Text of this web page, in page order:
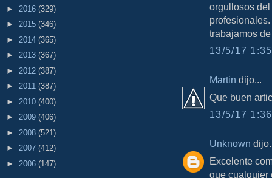
► 2016 (329)
► 2015 (346)
► 2014 (365)
► 2013 (367)
► 2012 (387)
► 2011 (387)
► 2010 (400)
► 2009 (406)
► 2008 (521)
► 2007 (412)
► 2006 (147)
orgullosos
trabajamos
13/5/17
Martin dijo...
Que buen
13/5/17
Unknown
Excelente
que cualquier